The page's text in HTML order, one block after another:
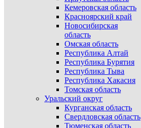
Кемеровская область
Красноярский край
Новосибирская
область
Омская область
Республика Алтай
Республика Бурятия
Республика Тыва
Республика Хакасия
Томская область
Уральский округ
Курганская область
Свердловская область
Тюменская область